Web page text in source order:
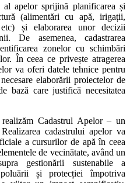
apelor sprijină planificarea și
(alimentări cu apă, irigații,
și elaborarea unor decizii
De asemenea, cadastrarea
zonelor cu schimbări
În ceea ce privește atragerea
va oferi datele tehnice pentru
elaborării proiectelor de
bază care justifică necesitatea
Cadastrul Apelor – un
cadastrului apelor va
a cursurilor de apă în ceea
de vecinătate, având un
gestionării sustenabile a
și protecției împotriva